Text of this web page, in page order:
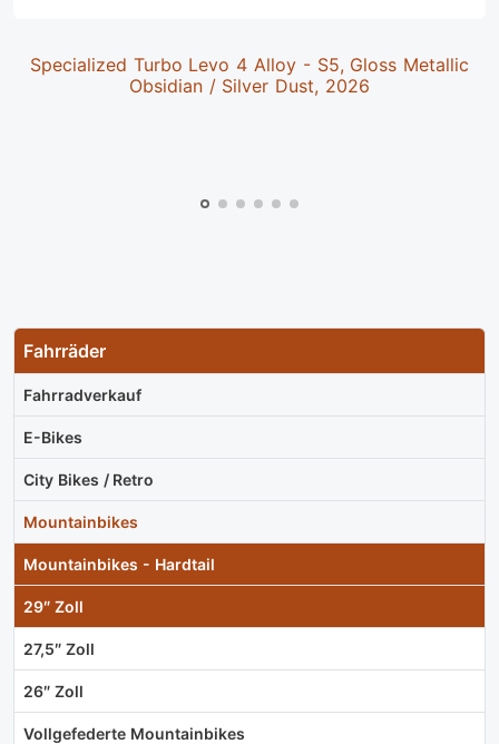
Fahrräder
Fahrradverkauf
E-Bikes
City Bikes / Retro
Mountainbikes
Mountainbikes - Hardtail
29″ Zoll
27,5″ Zoll
26″ Zoll
Vollgefederte Mountainbikes
Specialized Turbo Levo 4 Alloy - S5, Gloss Metallic
Obsidian / Silver Dust, 2026